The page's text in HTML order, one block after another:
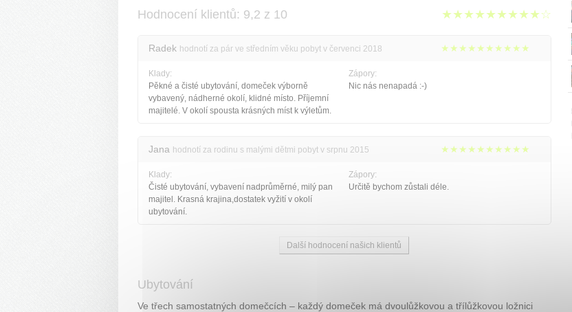
Hodnocení klientů: 9,2 z 10 ★★★★★★★★★☆
Radek hodnotí za pár ve středním věku pobyt v červenci 2018 ★★★★★★★★★★
Klady:
Pěkné a čisté ubytování, domeček výborně
vybavený, nádherné okolí, klidné místo. Příjemní
majitelé. V okolí spousta krásných míst k výletům.
Zápory:
Nic nás nenapadá :-)
Jana hodnotí za rodinu s malými dětmi pobyt v srpnu 2015 ★★★★★★★★★★
Klady:
Čisté ubytování, vybavení nadprůměrné, milý pan
majitel. Krasná krajina,dostatek vyžití v okolí
ubytování.
Zápory:
Určitě bychom zůstali déle.
Další hodnocení našich klientů
Ubytování
Ve třech samostatných domečcích – každý domeček má dvoulůžkovou a třílůžkovou ložnici